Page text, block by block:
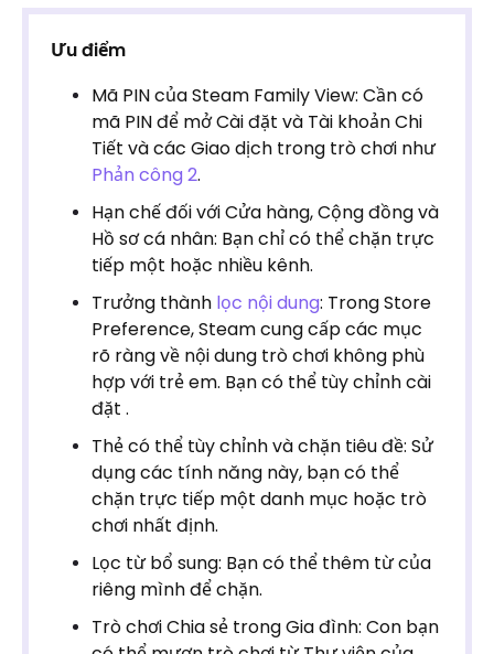
Ưu điểm
Mã PIN của Steam Family View: Cần có
mã PIN để mở Cài đặt và Tài khoản Chi
Tiết và các Giao dịch trong trò chơi như
Phản công 2.
Hạn chế đối với Cửa hàng, Cộng đồng và
Hồ sơ cá nhân: Bạn chỉ có thể chặn trực
tiếp một hoặc nhiều kênh.
Trưởng thành lọc nội dung: Trong Store
Preference, Steam cung cấp các mục
rõ ràng về nội dung trò chơi không phù
hợp với trẻ em. Bạn có thể tùy chỉnh cài
đặt .
Thẻ có thể tùy chỉnh và chặn tiêu đề: Sử
dụng các tính năng này, bạn có thể
chặn trực tiếp một danh mục hoặc trò
chơi nhất định.
Lọc từ bổ sung: Bạn có thể thêm từ của
riêng mình để chặn.
Trò chơi Chia sẻ trong Gia đình: Con bạn